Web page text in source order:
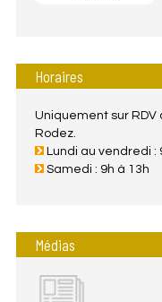
Horaires
Uniquement sur RDV
Rodez.
Lundi au vendredi :
Samedi : 9h à 13h
Médias